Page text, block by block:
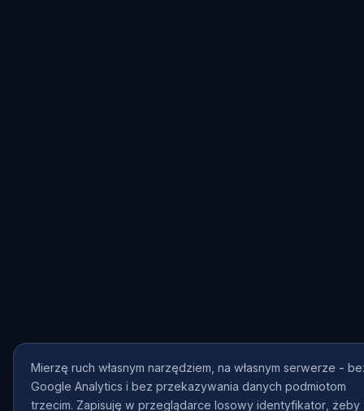
Mierzę ruch własnym narzędziem, na własnym serwerze -
Google Analytics i bez przekazywania danych podmiotom
trzecim. Zapisuję w przeglądarce losowy identyfikator, żeby